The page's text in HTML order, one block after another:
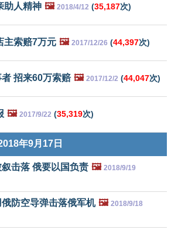
助人精神 🖼️ 2018/4/12 (35,187次)
主索赔7万元 🖼️ 2017/12/26 (44,397次)
招来60万索赔 🖼️ 2017/12/2 (44,047次)
🖼️ 2017/9/22 (35,319次)
年9月17日
击落 俄要以国负责 🖼️ 2018/9/19
防空导弹击落俄军机 🖼️ 2018/9/18